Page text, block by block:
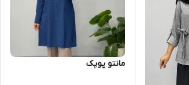
مانتو پوپک